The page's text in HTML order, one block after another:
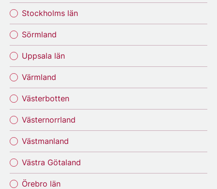
Stockholms län
Sörmland
Uppsala län
Värmland
Västerbotten
Västernorrland
Västmanland
Västra Götaland
Örebro län